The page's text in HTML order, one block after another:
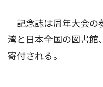
記念誌は周年大会の
湾と日本全国の図書館
寄付される。